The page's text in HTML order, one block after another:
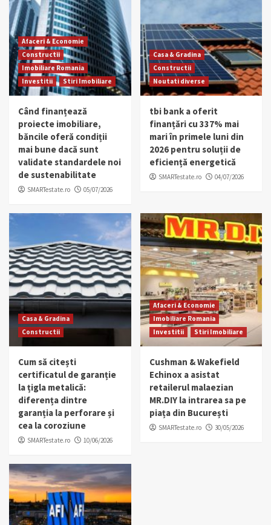
Afaceri & Economie
Constructii
Imobiliare Romania
Investitii
Stiri Imobiliare
Când finanțează
proiecte imobiliare,
băncile oferă condiții
mai bune dacă sunt
validate standardele noi
de sustenabilitate
SMARTestate.ro 05/07/2026
Casa & Gradina
Constructii
Noutati diverse
tbi bank a oferit
finanțări cu 337% mai
mari în primele luni din
2026 pentru soluții de
eficiență energetică
SMARTestate.ro 04/07/2026
Casa & Gradina
Constructii
Cum să citești
certificatul de garanție
la țigla metalică:
diferența dintre
garanția la perforare și
cea la coroziune
SMARTestate.ro 10/06/2026
Afaceri & Economie
Imobiliare Romania
Investitii
Stiri Imobiliare
Cushman & Wakefield
Echinox a asistat
retailerul malaezian
MR.DIY la intrarea sa pe
piața din București
SMARTestate.ro 30/05/2026